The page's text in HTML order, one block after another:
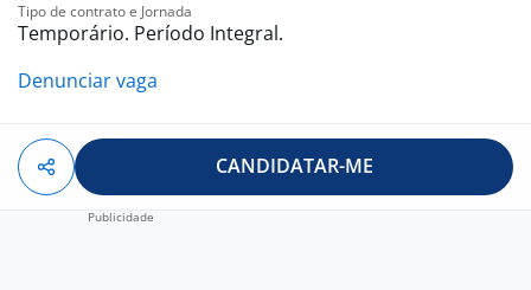
Tipo de contrato e Jornada
Temporário. Período Integral.
Denunciar vaga
CANDIDATAR-ME